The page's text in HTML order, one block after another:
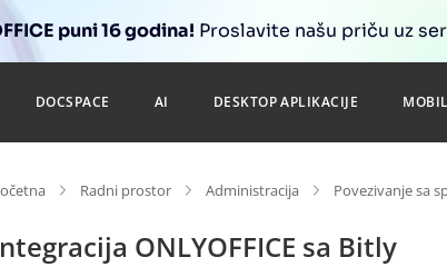
puni 16 godina! Proslavite našu priču uz
DOCSPACE AI DESKTOP APLIKACIJE
Radni prostor Administracija Povezivanje sa
ONLYOFFICE sa Bitly